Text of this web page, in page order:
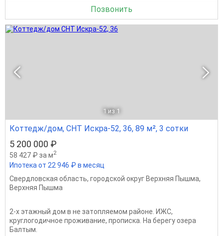
Позвонить
1 из 1
Коттедж/дом, СНТ Искра-52, 36, 89 м², 3 сотки
5 200 000 ₽
58 427 ₽ за м2
Ипотека от 22 946 ₽ в месяц
Свердловская область, городской округ Верхняя Пышма,
Верхняя Пышма
2-х этажный дом в не затопляемом районе. ИЖС,
круглогодичное проживание, прописка. На берегу озера
Балтым.